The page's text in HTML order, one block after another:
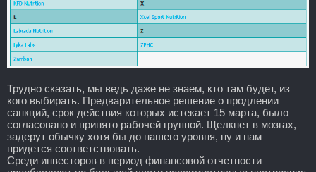
Трудно сказать, мы ведь даже не знаем, кто там будет, из
кого выбирать. Предварительное решение о продлении
санкций, срок действия которых истекает 15 марта, было
согласовано и принято рабочей группой. Щелкнет в мозгах,
задерут обычку хотя бы до нашего уровня, ну и нам
придется соответствовать.
Среди инвесторов в период финансовой отчетности